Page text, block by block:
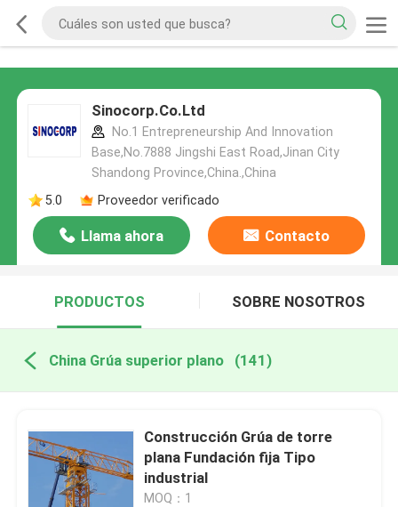
Sinocorp.Co.Ltd
No.1 Entrepreneurship And Innovation
Base,No.7888 Jingshi East Road,Jinan City
Shandong Province,China.,China
5.0
Proveedor verificado
Llama ahora Contacto
PRODUCTOS SOBRE NOSOTROS
China Grúa superior plano (141)
Construcción Grúa de torre
plana Fundación fija Tipo
industrial
MOQ：1